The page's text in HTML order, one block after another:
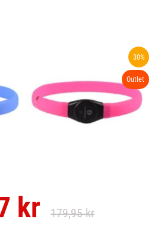
30%
Outlet
kr 179,95 kr